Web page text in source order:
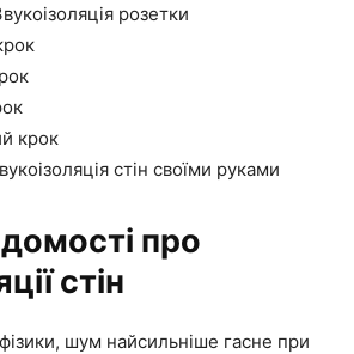
розетки
крок
стін своїми руками
про
стін
шум найсильніше гасне при